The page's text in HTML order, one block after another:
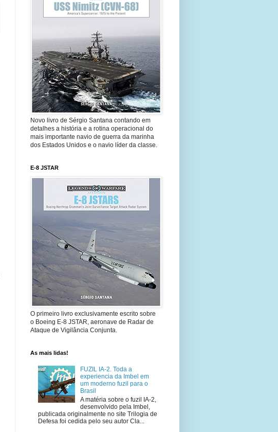
Novo livro de Sérgio Santana contando em
detalhes a história e a rotina operacional do
mais importante navio de guerra da marinha
dos Estados Unidos e o navio líder da classe.
E-8 JSTAR
O primeiro livro exclusivamente escrito sobre
o Boeing E-8 JSTAR, aeronave de Radar de
Ataque de Vigilância Conjunta.
As mais lidas!
FUZIL IA-2. Toda a
experiencia da Imbel em
um moderno fuzil para o
Brasil
A matéria sobre o fuzil IA-2,
desenvolvido pela Imbel,
publicada originalmente no site Trilogia de
Defesa foi cedida pelo seu autor Cla...